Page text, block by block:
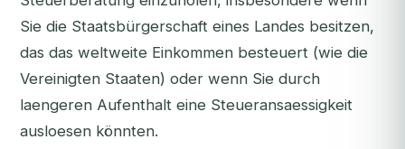
Sie die Staatsbürgerschaft eines Landes besitzen,
das das weltweite Einkommen besteuert (wie die
Vereinigten Staaten) oder wenn Sie durch
laengeren Aufenthalt eine Steueransaessigkeit
ausloesen könnten.